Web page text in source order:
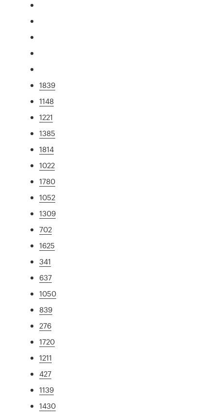
1839
1148
1221
1385
1814
1022
1780
1052
1309
702
1625
341
637
1050
839
276
1720
1211
427
1139
1430